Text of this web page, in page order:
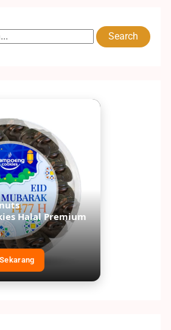
Halal Premium